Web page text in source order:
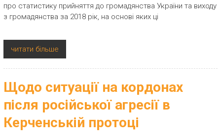
про статистику прийняття до громадянства України та виходу
з громадянства за 2018 рік, на основі яких ці
читати більше
Щодо ситуації на кордонах
після російської агресії в
Керченській протоці